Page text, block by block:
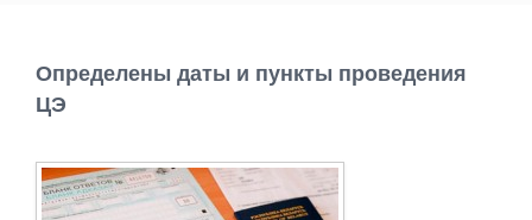
Каталог
Афиша
Определены даты и пункты проведения
ЦЭ